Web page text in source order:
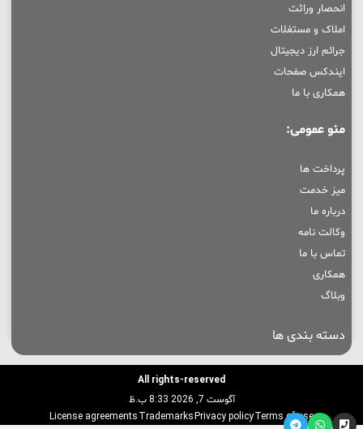
انحصار وراثت
املاک و مستغلات
جرائم ارز دیجیتال
ایندکس صفحات
همکاری با ما
منو عمومی:
پرداخت ها
میز خدمت
درباره ما
وکالت نامه
تماس با ما
همکاری
وبلاگ
دسته بندی ها
All rights-reserved
آگوست 7, 2026 8:33 ب.ظ
Terms of use
Privacy policy
Trademarks
License agreements